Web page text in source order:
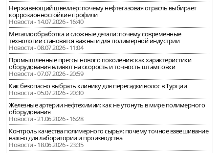
Нержавеющий швеллер: почему нефтегазовая отрасль выбирает
коррозионностойкие профили
Новости - 14.07.2026 - 16:40
Металлообработка и сложные детали: почему современные
технологии становятся важны и для полимерной индустрии
Новости - 08.07.2026 - 11:04
Промышленные прессы нового поколения: как характеристики
оборудования влияют на скорость и точность штамповки
Новости - 07.07.2026 - 20:59
Как безопасно выбрать клинику для пересадки волос в Турции
Новости - 05.07.2026 - 20:30
Железные артерии нефтехимии: как не утонуть в мире полимерного
оборудования
Новости - 21.06.2026 - 16:28
Контроль качества полимерного сырья: почему точное взвешивание
важно для лаборатории и производства
Новости - 18.06.2026 - 23:35